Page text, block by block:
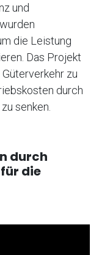
und
die Leistung
Das Projekt
zu
durch
senken.
durch
die